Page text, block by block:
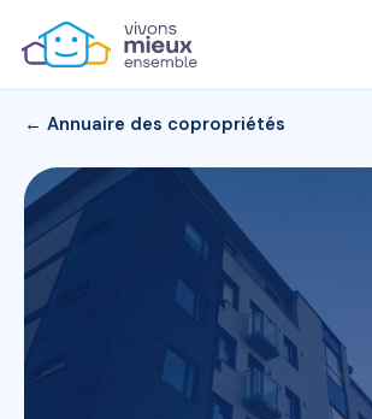
← Annuaire des copropriétés